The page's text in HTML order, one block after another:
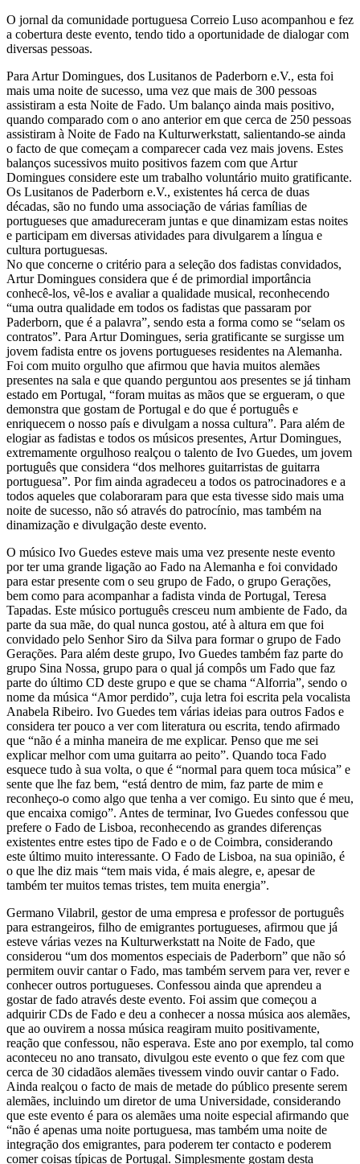
O jornal da comunidade portuguesa Correio Luso acompanhou e fez
a cobertura deste evento, tendo tido a oportunidade de dialogar com
diversas pessoas.
Para Artur Domingues, dos Lusitanos de Paderborn e.V., esta foi
mais uma noite de sucesso, uma vez que mais de 300 pessoas
assistiram a esta Noite de Fado. Um balanço ainda mais positivo,
quando comparado com o ano anterior em que cerca de 250 pessoas
assistiram à Noite de Fado na Kulturwerkstatt, salientando-se ainda
o facto de que começam a comparecer cada vez mais jovens. Estes
balanços sucessivos muito positivos fazem com que Artur
Domingues considere este um trabalho voluntário muito gratificante.
Os Lusitanos de Paderborn e.V., existentes há cerca de duas
décadas, são no fundo uma associação de várias famílias de
portugueses que amadureceram juntas e que dinamizam estas noites
e participam em diversas atividades para divulgarem a língua e
cultura portuguesas.
No que concerne o critério para a seleção dos fadistas convidados,
Artur Domingues considera que é de primordial importância
conhecê-los, vê-los e avaliar a qualidade musical, reconhecendo
“uma outra qualidade em todos os fadistas que passaram por
Paderborn, que é a palavra”, sendo esta a forma como se “selam os
contratos”. Para Artur Domingues, seria gratificante se surgisse um
jovem fadista entre os jovens portugueses residentes na Alemanha.
Foi com muito orgulho que afirmou que havia muitos alemães
presentes na sala e que quando perguntou aos presentes se já tinham
estado em Portugal, “foram muitas as mãos que se ergueram, o que
demonstra que gostam de Portugal e do que é português e
enriquecem o nosso país e divulgam a nossa cultura”. Para além de
elogiar as fadistas e todos os músicos presentes, Artur Domingues,
extremamente orgulhoso realçou o talento de Ivo Guedes, um jovem
português que considera “dos melhores guitarristas de guitarra
portuguesa”. Por fim ainda agradeceu a todos os patrocinadores e a
todos aqueles que colaboraram para que esta tivesse sido mais uma
noite de sucesso, não só através do patrocínio, mas também na
dinamização e divulgação deste evento.
O músico Ivo Guedes esteve mais uma vez presente neste evento
por ter uma grande ligação ao Fado na Alemanha e foi convidado
para estar presente com o seu grupo de Fado, o grupo Gerações,
bem como para acompanhar a fadista vinda de Portugal, Teresa
Tapadas. Este músico português cresceu num ambiente de Fado, da
parte da sua mãe, do qual nunca gostou, até à altura em que foi
convidado pelo Senhor Siro da Silva para formar o grupo de Fado
Gerações. Para além deste grupo, Ivo Guedes também faz parte do
grupo Sina Nossa, grupo para o qual já compôs um Fado que faz
parte do último CD deste grupo e que se chama “Alforria”, sendo o
nome da música “Amor perdido”, cuja letra foi escrita pela vocalista
Anabela Ribeiro. Ivo Guedes tem várias ideias para outros Fados e
considera ter pouco a ver com literatura ou escrita, tendo afirmado
que “não é a minha maneira de me explicar. Penso que me sei
explicar melhor com uma guitarra ao peito”. Quando toca Fado
esquece tudo à sua volta, o que é “normal para quem toca música” e
sente que lhe faz bem, “está dentro de mim, faz parte de mim e
reconheço-o como algo que tenha a ver comigo. Eu sinto que é meu,
que encaixa comigo”. Antes de terminar, Ivo Guedes confessou que
prefere o Fado de Lisboa, reconhecendo as grandes diferenças
existentes entre estes tipo de Fado e o de Coimbra, considerando
este último muito interessante. O Fado de Lisboa, na sua opinião, é
o que lhe diz mais “tem mais vida, é mais alegre, e, apesar de
também ter muitos temas tristes, tem muita energia”.
Germano Vilabril, gestor de uma empresa e professor de português
para estrangeiros, filho de emigrantes portugueses, afirmou que já
esteve várias vezes na Kulturwerkstatt na Noite de Fado, que
considerou “um dos momentos especiais de Paderborn” que não só
permitem ouvir cantar o Fado, mas também servem para ver, rever e
conhecer outros portugueses. Confessou ainda que aprendeu a
gostar de fado através deste evento. Foi assim que começou a
adquirir CDs de Fado e deu a conhecer a nossa música aos alemães,
que ao ouvirem a nossa música reagiram muito positivamente,
reação que confessou, não esperava. Este ano por exemplo, tal como
aconteceu no ano transato, divulgou este evento o que fez com que
cerca de 30 cidadãos alemães tivessem vindo ouvir cantar o Fado.
Ainda realçou o facto de mais de metade do público presente serem
alemães, incluindo um diretor de uma Universidade, considerando
que este evento é para os alemães uma noite especial afirmando que
“não é apenas uma noite portuguesa, mas também uma noite de
integração dos emigrantes, para poderem ter contacto e poderem
comer coisas típicas de Portugal. Simplesmente gostam desta